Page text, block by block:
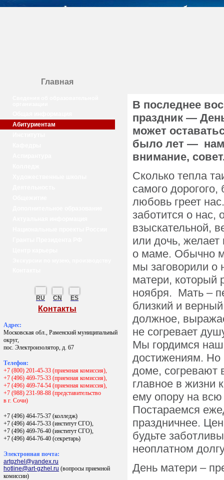
Главная
Абитуриентам
RU CN ES
Контакты
Адрес:
Московская обл., Раменский муниципальный
округ,
пос. Электроизолятор, д. 67
Телефон:
+7 (800) 201-45-33 (приемная комиссия),
+7 (496) 469-75-33 (приемная комиссия),
+7 (496) 469-74-54 (приемная комиссия),
+7 (988) 231-98-88 (представительство
в г. Сочи)
+7 (496) 464-75-37 (колледж)
+7 (496) 464-75-33 (институт СГО),
+7 (496) 469-76-40 (институт СГО),
+7 (496) 464-76-40 (секретарь)
Электронная почта:
artgzhel@yandex.ru
hotline@art-gzhel.ru (вопросы приемной
комиссии)
В последнее
праздник —
может
было лет — нам
внимание,
Сколько тепла
самого дорогого,
любовь греет
заботится о нас,
взыскательной,
или дочь,
о маме. Обычно
мы заговорили о
матери, который
ноября. Мать –
близкий и
должное,
не согревает
Мы гордимся
достижениям. Но
доме, согревают
главное в жизни
ему опору на
Постараемся
праздничнее.
будьте
неоплатном
День матери –